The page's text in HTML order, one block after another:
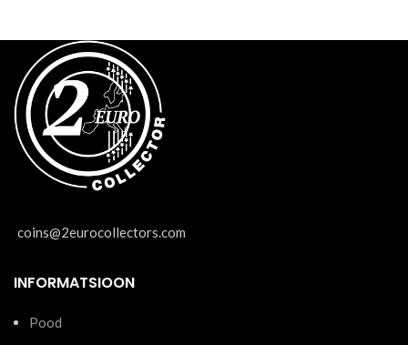
coins@2eurocollectors.com
INFORMATSIOON
Pood